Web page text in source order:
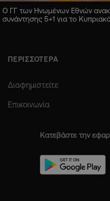
Ο ΓΓ των Ηνωμένων Εθνών
συνάντησης 5+1 για το Κυπριακό
ΠΕΡΙΣΣΟΤΕΡΑ
Διαφημιστείτε
Επικοινωνία
Κατεβάστε την